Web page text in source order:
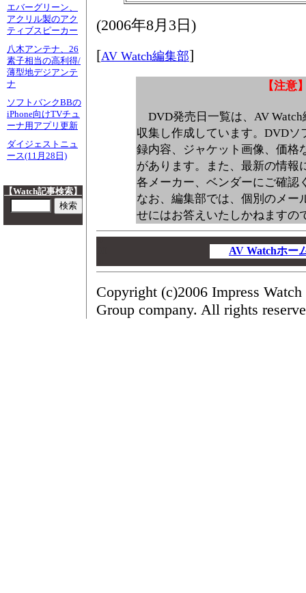
エバーグリーン、
アクリル製のアク
ティブスピーカー
八木アンテナ、26
素子相当の高利得/
薄型地デジアンテ
ナ
ソフトバンクBBの
iPhone向けTVチュ
ーナ用アプリ更新
ダイジェストニュ
ース(11月28日)
【Watch記事検索】
(2006年8月3日 )
[AV Watch編集部]
【注意
DVD発売日一覧は、AV
収集し作成しています。DVDソ
録内容、ジャケット画像、価格
があります。また、最新の情報
各メーカー、ベンダーにご確認
なお、編集部では、個別のメー
せにはお答えいたしかねますの
AV Watchホー
Copyright (c)2006 Impress
Group company. All rights